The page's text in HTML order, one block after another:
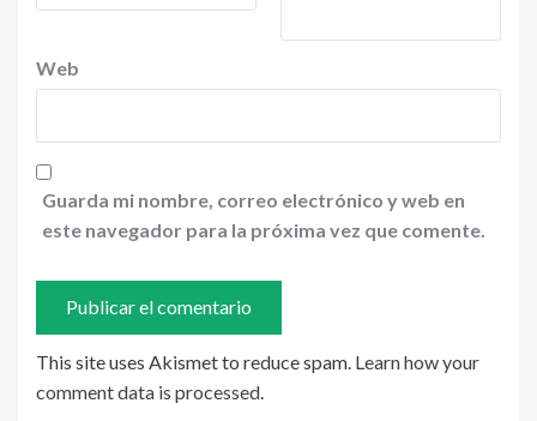
Web
Guarda mi nombre, correo electrónico y web en
este navegador para la próxima vez que comente.
This site uses Akismet to reduce spam. Learn how your
comment data is processed